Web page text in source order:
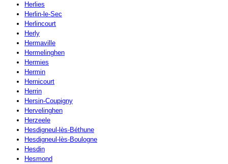
Herlies
Herlin-le-Sec
Herlincourt
Herly
Hermaville
Hermelinghen
Hermies
Hermin
Hernicourt
Herrin
Hersin-Coupigny
Hervelinghen
Herzeele
Hesdigneul-lès-Béthune
Hesdigneul-lès-Boulogne
Hesdin
Hesmond